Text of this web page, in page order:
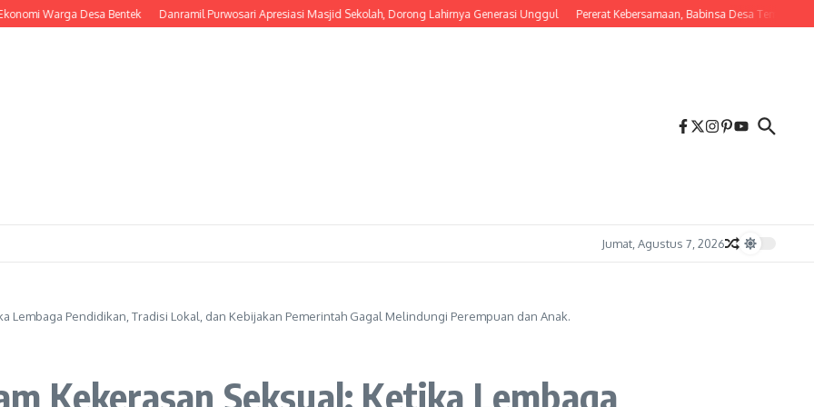
Warga Desa Bentek Danramil Purwosari Apresiasi Masjid Sekolah, Dorong Lahirnya Generasi Unggul Pererat Kebersamaan, Babinsa Desa Tembalang Ajak
Jumat, Agustus 7, 2026
Lembaga Pendidikan, Tradisi Lokal, dan Kebijakan Pemerintah Gagal Melindungi Perempuan dan Anak.
Kekerasan Seksual: Ketika Lembaga